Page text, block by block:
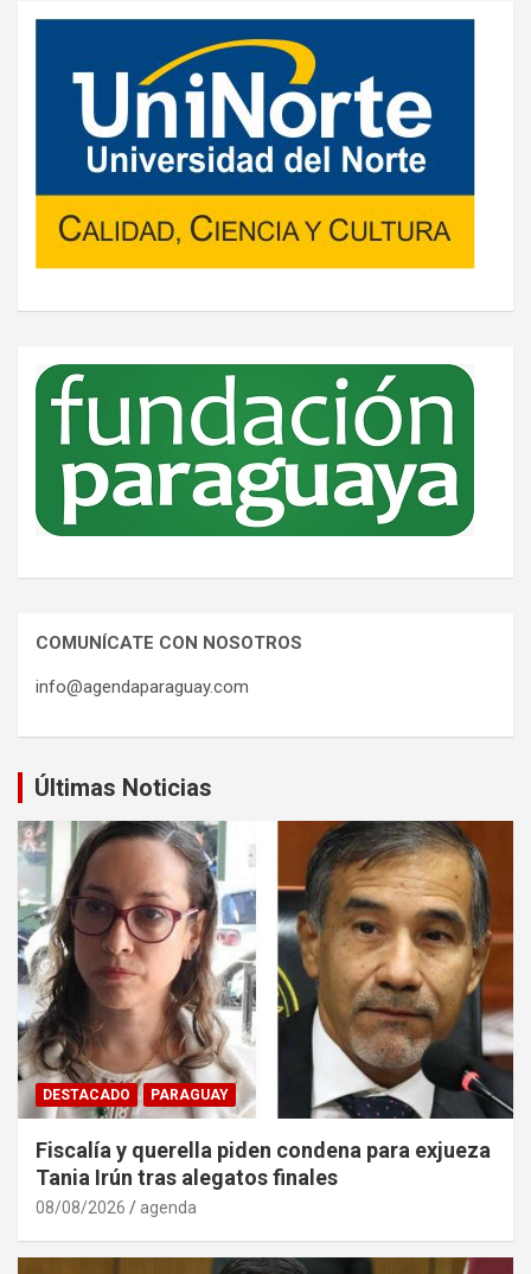
COMUNÍCATE CON NOSOTROS
info@agendaparaguay.com
Últimas Noticias
DESTACADO PARAGUAY
Fiscalía y querella piden condena para exjueza
Tania Irún tras alegatos finales
08/08/2026 agenda